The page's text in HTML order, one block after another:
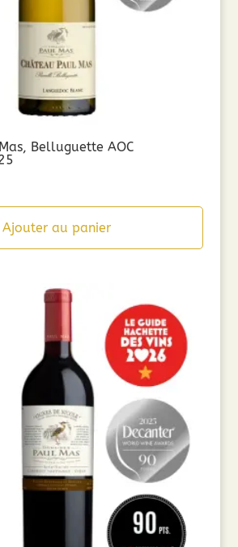
Belluguette AOC
Ajouter au panier